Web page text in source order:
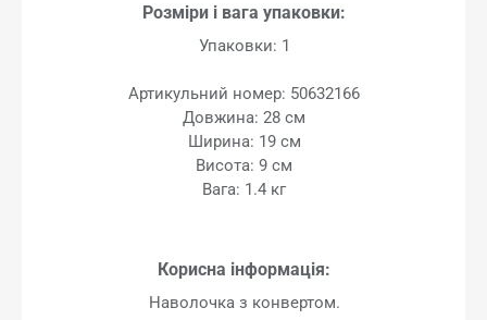
Розміри і вага упаковки:
Упаковки: 1
Артикульний номер: 50632166
Довжина: 28 см
Ширина: 19 см
Висота: 9 см
Вага: 1.4 кг
Корисна інформація:
Наволочка з конвертом.